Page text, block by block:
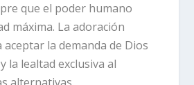
que el poder humano
máxima. La adoración
la demanda de Dios
la lealtad exclusiva al